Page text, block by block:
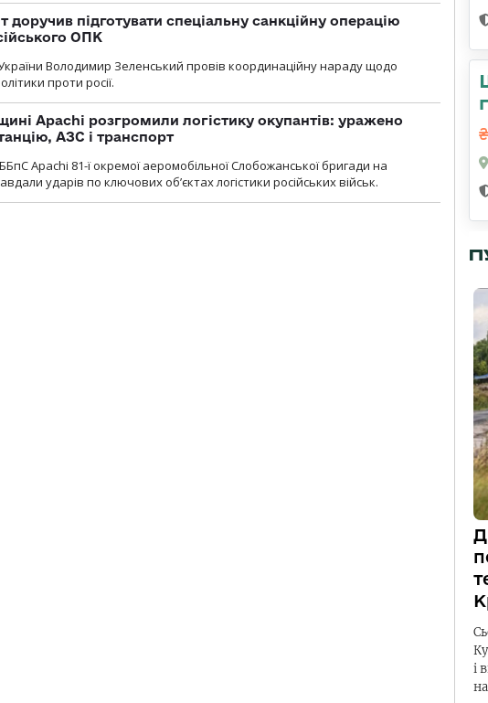
доручив підготувати спеціальну санкційну операцію
ОПК
Володимир Зеленський провів координаційну нараду щодо
проти росії.
Apachi розгромили логістику окупантів: уражено
АЗС і транспорт
Apachi 81-ї окремої аеромобільної Слобожанської бригади на
ударів по ключових об’єктах логістики російських військ.
і